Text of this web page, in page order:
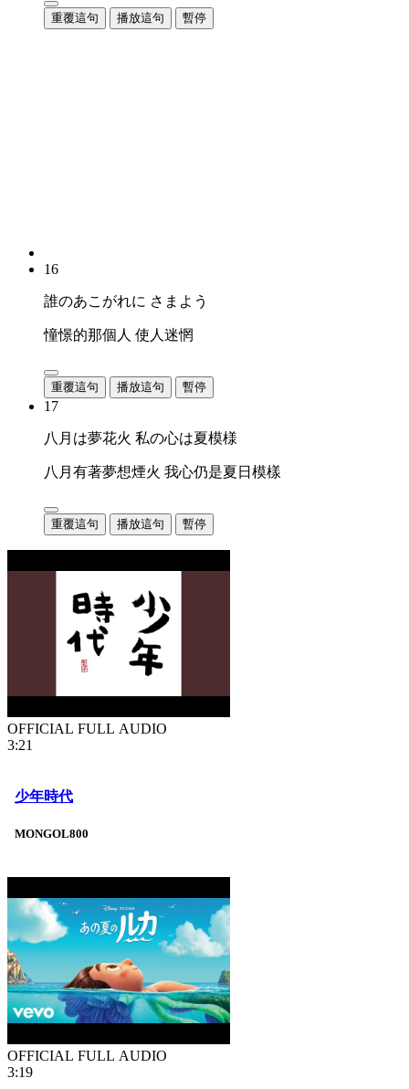
重覆這句 播放這句 暫停
16
誰のあこがれに さまよう
憧憬的那個人 使人迷惘
重覆這句 播放這句 暫停
17
八月は夢花火 私の心は夏模様
八月有著夢想煙火 我心仍是夏日模樣
重覆這句 播放這句 暫停
OFFICIAL FULL AUDIO
3:21
少年時代
MONGOL800
OFFICIAL FULL AUDIO
3:19